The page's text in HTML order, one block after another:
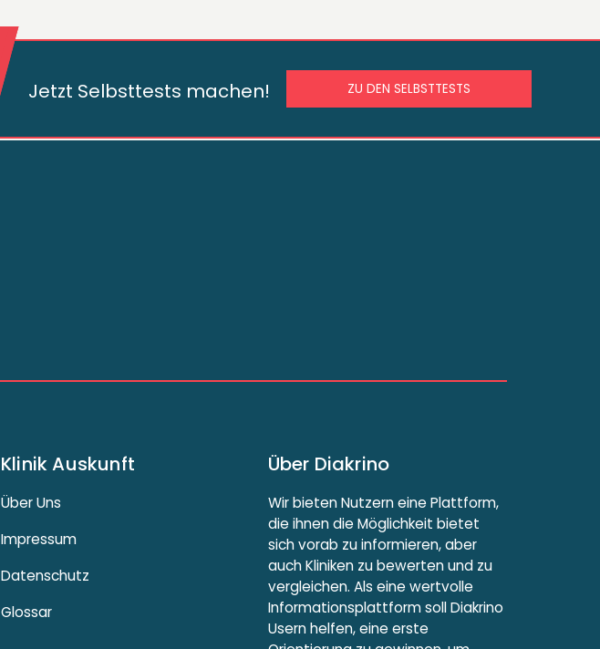
Jetzt Selbsttests machen! ZU DEN SELBSTTESTS
Klinik Auskunft
Über Uns
Impressum
Datenschutz
Glossar
Über Diakrino
Wir bieten Nutzern eine Plattform,
die ihnen die Möglichkeit bietet
sich vorab zu informieren, aber
auch Kliniken zu bewerten und zu
vergleichen. Als eine wertvolle
Informationsplattform soll Diakrino
Usern helfen, eine erste